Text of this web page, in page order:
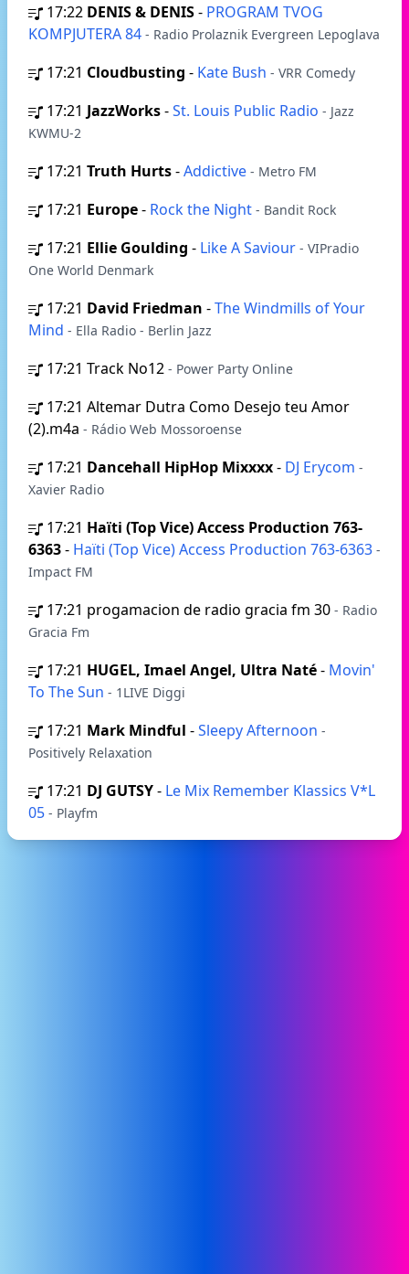
17:22 DENIS & DENIS- PROGRAM TVOG
KOMPJUTERA 84 - Radio Prolaznik Evergreen Lepoglava
17:21 Cloudbusting - Kate Bush - VRR Comedy
17:21 JazzWorks-St. Louis Public Radio - Jazz
KWMU-2
17:21 Truth Hurts-Addictive - Metro FM
17:21 Europe- Rock the Night - Bandit Rock
17:21 Ellie Goulding - Like A Saviour - VIPradio
One World Denmark
17:21 David Friedman -The Windmills of Your
Mind - Ella Radio - Berlin Jazz
17:21 Track No12 - Power Party Online
17:21 Altemar Dutra Como Desejo teu Amor
(2).m4a - Rádio Web Mossoroense
17:21 Dancehall HipHop Mixxxx- DJ Erycom -
Xavier Radio
17:21 Haïti (Top Vice) Access Production 763-
6363- Haïti (Top Vice) Access Production 763-6363 -
Impact FM
17:21 progamacion de radio gracia fm 30 - Radio
Gracia Fm
17:21 HUGEL, Imael Angel, Ultra Naté- Movin'
To The Sun - 1LIVE Diggi
17:21 Mark Mindful -Sleepy Afternoon -
Positively Relaxation
17:21 DJ GUTSY- Le Mix Remember Klassics V*L
05 - Playfm